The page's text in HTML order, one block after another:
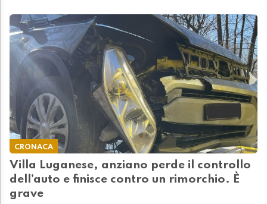
CRONACA
Villa Luganese, anziano perde il controllo
dell’auto e finisce contro un rimorchio. È
grave